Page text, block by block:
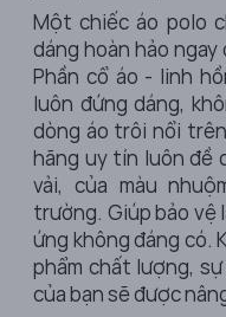
Một chiếc áo polo
dáng hoàn hảo
Phần cổ áo - linh
luôn đứng dáng,
dòng áo trôi nổi
hãng uy tín luôn đề
vải, của màu
trường. Giúp bảo vệ
ứng không đáng có.
phẩm chất lượng,
của bạn sẽ được